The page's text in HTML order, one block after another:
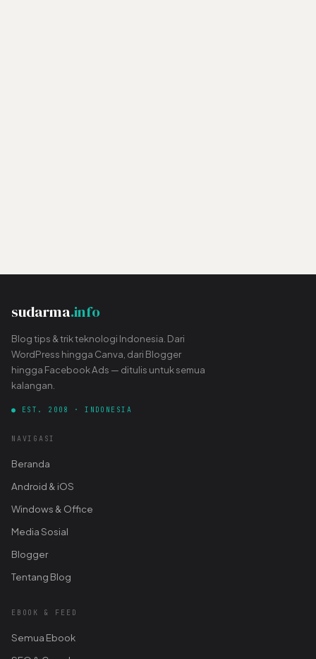
sudarma.info
Blog tips & trik teknologi Indonesia. Dari
WordPress hingga Canva, dari Blogger
hingga Facebook Ads — ditulis untuk semua
kalangan.
● EST. 2008 · INDONESIA
NAVIGASI
Beranda
Android & iOS
Windows & Office
Media Sosial
Blogger
Tentang Blog
EBOOK & FEED
Semua Ebook